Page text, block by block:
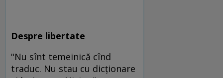
Despre libertate
"Nu sînt temeinică cînd
traduc. Nu stau cu dicţionare